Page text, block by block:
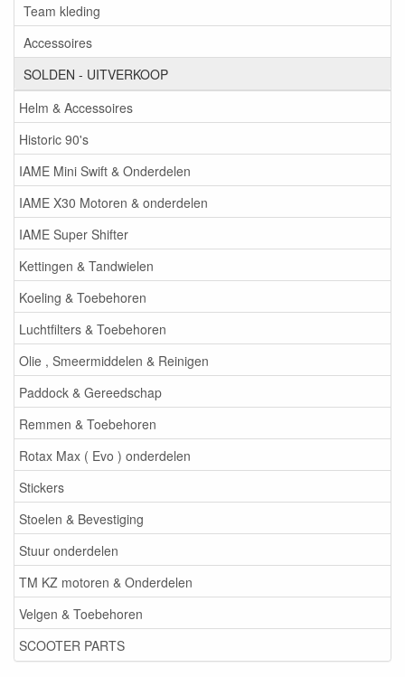
Team kleding
Accessoires
SOLDEN - UITVERKOOP
Helm & Accessoires
Historic 90's
IAME Mini Swift & Onderdelen
IAME X30 Motoren & onderdelen
IAME Super Shifter
Kettingen & Tandwielen
Koeling & Toebehoren
Luchtfilters & Toebehoren
Olie , Smeermiddelen & Reinigen
Paddock & Gereedschap
Remmen & Toebehoren
Rotax Max ( Evo ) onderdelen
Stickers
Stoelen & Bevestiging
Stuur onderdelen
TM KZ motoren & Onderdelen
Velgen & Toebehoren
SCOOTER PARTS